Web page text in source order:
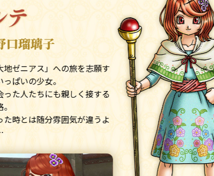
口瑠璃子
地ゼニアス」への旅を志願す
ぱいの少女。
った人たちにも親しく接する
た時とは随分雰囲気が違うよ